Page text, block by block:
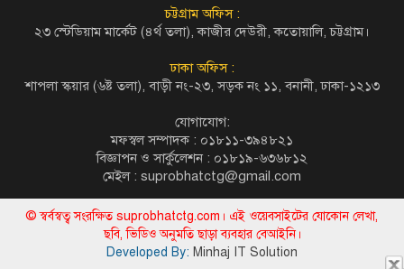
চট্টগ্রাম অফিস :
২৩ স্টেডিয়াম মার্কেট (৪র্থ তলা), কাজীর দেউরী, কতোয়ালি, চট্টগ্রাম।
ঢাকা অফিস :
শাপলা স্কয়ার (৬ষ্ট তলা), বাড়ী নং-২৩, সড়ক নং ১১, বনানী, ঢাকা-১২১৩
যোগাযোগ:
মফস্বল সম্পাদক : ০১৮১১-৩৯৪৮২১
বিজ্ঞাপন ও সার্কুলেশন : ০১৮১৯-৬৩৬৮১২
মেইল : suprobhatctg@gmail.com
© স্বর্বস্বত্ব সংরক্ষিত suprobhatctg.com। এই ওয়েবসাইটের যোকোন লেখা,
ছবি, ভিডিও অনুমতি ছাড়া ব্যবহার বেআইনি।
Developed By: Minhaj IT Solution